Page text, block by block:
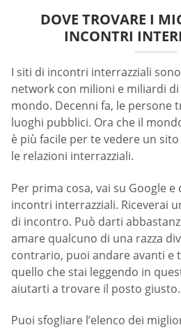
DOVE TROVARE I
INCONTRI
I siti di incontri interrazziali
network con milioni e miliardi
mondo. Decenni fa, le persone
luoghi pubblici. Ora che il
è più facile per te vedere un
le relazioni interrazziali.
Per prima cosa, vai su Google e
incontri interrazziali. Riceverai
di incontro. Può darti
amare qualcuno di una razza
contrario, puoi andare avanti e
quello che stai leggendo in
aiutarti a trovare il posto giusto.
Puoi sfogliare l’elenco dei